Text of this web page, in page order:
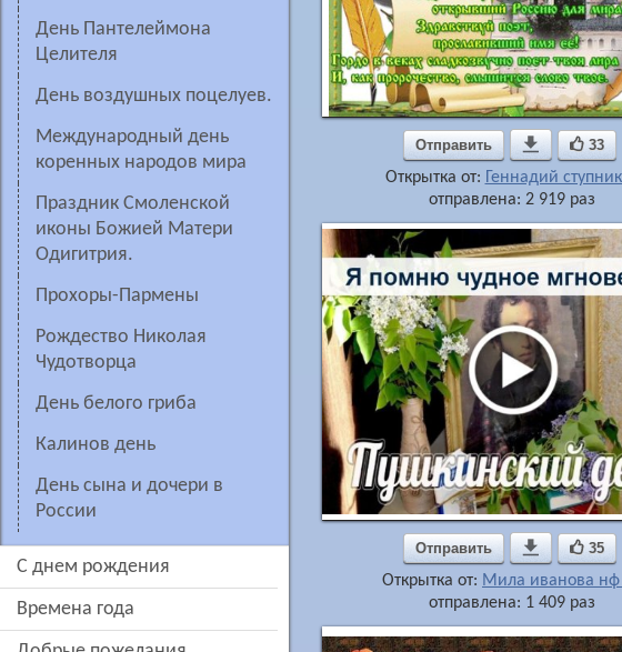
день Пантелеймона
Целителя
День воздушных поцелуев.
Международный день
коренных народов мира
Праздник Смоленской
иконы Божией Матери
Одигитрия.
Прохоры-Пармены
рождество Николая
Чудотворца
День белого гриба
Калинов день
День сына и дочери в
России
c днем рождения
времена года
Отправить  33
Открытка от:
Геннадий
отправлена: 2 919 раз
Отправить  35
Открытка от: Мила иванова нф
отправлена: 1 409 раз